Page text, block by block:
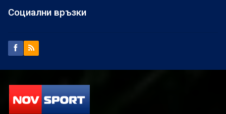
Социални връзки